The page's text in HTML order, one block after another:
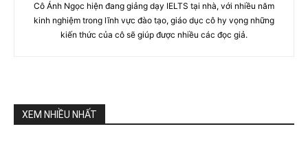
Cô Ánh Ngọc hiện đang giảng dạy IELTS tại nhà, với nhiều năm
kinh nghiệm trong lĩnh vực đào tạo, giáo dục cô hy vọng những
kiến thức của cô sẽ giúp được nhiều các đọc giả.
XEM NHIỀU NHẤT